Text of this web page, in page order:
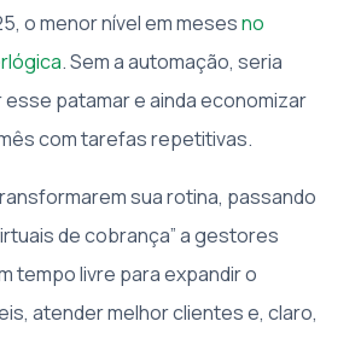
o menor nível em mesesno
. Sem a automação, seria
patamar e ainda economizar
com tarefas repetitivas.
sua rotina, passando
de cobrança” a gestores
tempo livre para expandir o
atender melhor clientes e, claro,